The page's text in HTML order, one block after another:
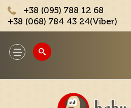
+38 (095) 788 12 68
+38 (068) 784 43 24(Viber)
Toggle
navigation